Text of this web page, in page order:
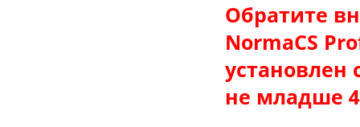
Обратите
NormaCS
установлен
не младше